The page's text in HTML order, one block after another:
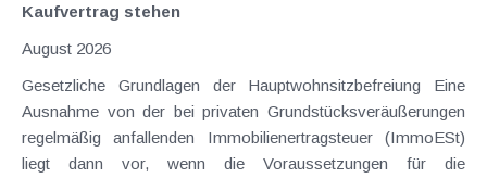
Kaufvertrag stehen
August 2026
Gesetzliche Grundlagen der Hauptwohnsitzbefreiung Eine
Ausnahme von der bei privaten Grundstücksveräußerungen
regelmäßig anfallenden Immobilienertragsteuer (ImmoESt)
liegt dann vor, wenn die Voraussetzungen für die